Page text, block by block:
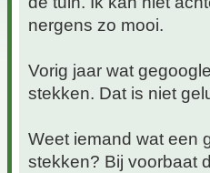
nergens zo mooi.
Vorig jaar wat
stekken. Dat is niet
Weet iemand wat een
stekken? Bij voorbaat